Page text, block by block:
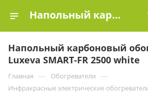
Напольный карбоновый обогреватель Luxevа SMART-FR 2500 white купить в Москве по цене | Эко-Элемент
Напольный карбоновый
Luxevа SMART-FR 2500 white
Главная — Обогреватели —
Инфракрасные электрические